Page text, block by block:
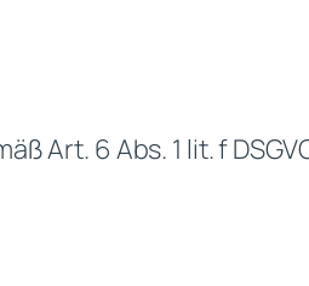
Art. 6 Abs. 1 lit. f